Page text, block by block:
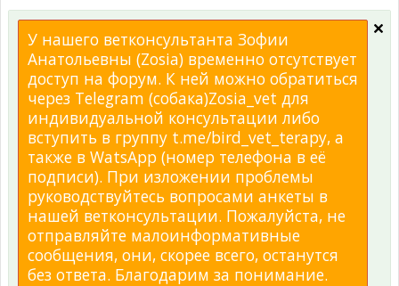
У нашего ветконсультанта Зофии
Анатольевны (Zosia) временно отсутствует
доступ на форум. К ней можно обратиться
через Telegram (собака)Zosia_vet для
индивидуальной консультации либо
вступить в группу t.me/bird_vet_terapy, а
также в WatsApp (номер телефона в её
подписи). При изложении проблемы
руководствуйтесь вопросами анкеты в
нашей ветконсультации. Пожалуйста, не
отправляйте малоинформативные
сообщения, они, скорее всего, останутся
без ответа. Благодарим за понимание.